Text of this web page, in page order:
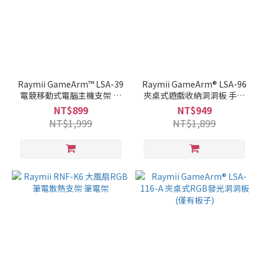
Raymii GameArm™ LSA-39
電競移動式電腦主機支架 主
機架 電腦架
NT$899
NT$1,999
Raymii GameArm® LSA-96
夾桌式遊戲收納洞洞板 手把
支架
NT$949
NT$1,899